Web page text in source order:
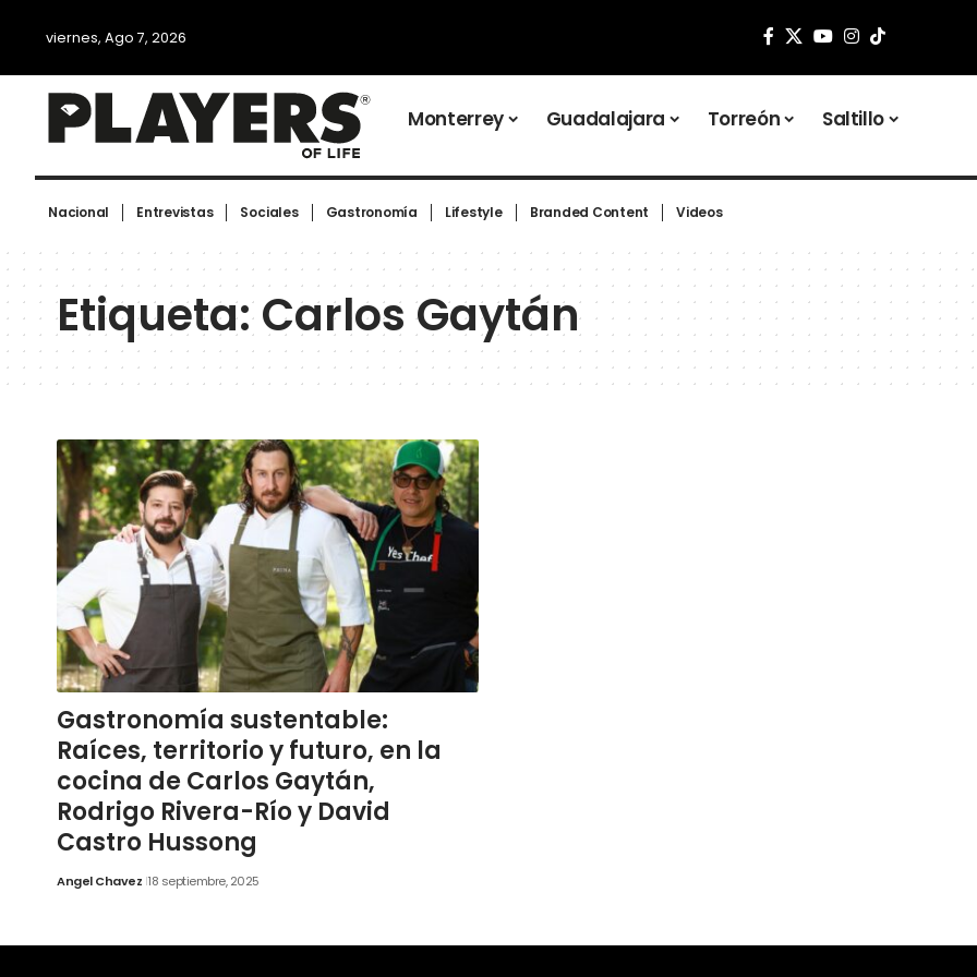
viernes, Ago 7, 2026
Monterrey Guadalajara Torreón Saltillo
Nacional Entrevistas Sociales Gastronomía Lifestyle Branded Content Videos
Etiqueta:Carlos Gaytán
Gastronomía sustentable:
Raíces, territorio y futuro, en la
cocina de Carlos Gaytán,
Rodrigo Rivera-Río y David
Castro Hussong
Angel Chavez 18 septiembre, 2025